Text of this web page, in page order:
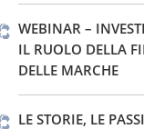
WEBINAR –
IL RUOLO DELLA
DELLE MARCHE
LE STORIE, LE